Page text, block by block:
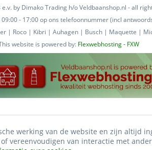
by Dimako Trading h/o Veldbaanshop.nl - all
- 17:00 op ons telefoonnummer (incl
| Roco | Kibri | Auhagen | Busch | Maquette |
website is powered by: Flexwebhosting - FXW
werking van de website en zijn altijd
vereenvoudigen van interactie met